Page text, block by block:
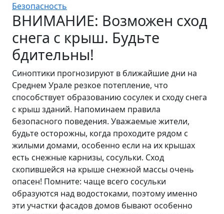
Безопасность
ВНИМАНИЕ: Возможен сход
снега с крыш. Будьте
бдительны!
Синоптики прогнозируют в ближайшие дни на
Среднем Урале резкое потепление, что
способствует образованию сосулек и сходу снега
с крыш зданий. Напоминаем правила
безопасного поведения. Уважаемые жители,
будьте осторожны, когда проходите рядом с
жилыми домами, особенно если на их крышах
есть снежные карнизы, сосульки. Сход
скопившейся на крыше снежной массы очень
опасен! Помните: чаще всего сосульки
образуются над водостоками, поэтому именно
эти участки фасадов домов бывают особенно